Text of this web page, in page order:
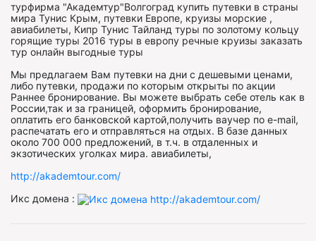
турфирма "Академтур"Волгоград купить путевки в страны
мира Тунис Крым, путевки Европе, круизы морские ,
авиабилеты, Кипр Тунис Тайланд туры по золотому кольцу
горящие туры 2016 туры в европу речные круизы заказать
тур онлайн выгодные туры
Мы предлагаем Вам путевки на дни с дешевыми ценами,
либо путевки, продажи по которым открыты по акции
Раннее бронирование. Вы можете выбрать себе отель как в
России,так и за границей, оформить бронирование,
оплатить его банковской картой,получить ваучер по e-mail,
распечатать его и отправляться на отдых. В базе данных
около 700 000 предложений, в т.ч. в отдаленных и
экзотических уголках мира. авиабилеты,
http://akademtour.com/
Икс домена :